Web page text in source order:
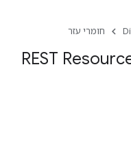
חומרי עזר
REST